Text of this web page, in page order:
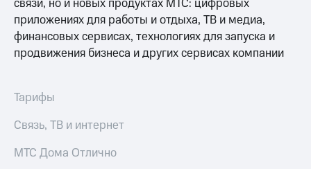
связи, но и новых продуктах МТС: цифровых
приложениях для работы и отдыха, ТВ и медиа,
финансовых сервисах, технологиях для запуска и
продвижения бизнеса и других сервисах компании
Тарифы
Связь, ТВ и интернет
МТС Дома Отлично